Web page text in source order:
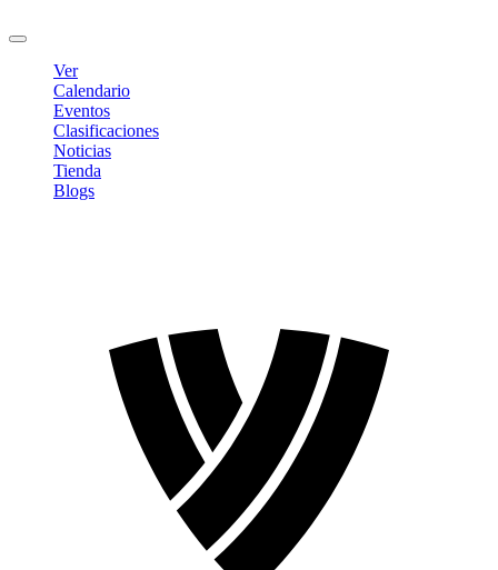
Ver
Calendario
Eventos
Clasificaciones
Noticias
Tienda
Blogs